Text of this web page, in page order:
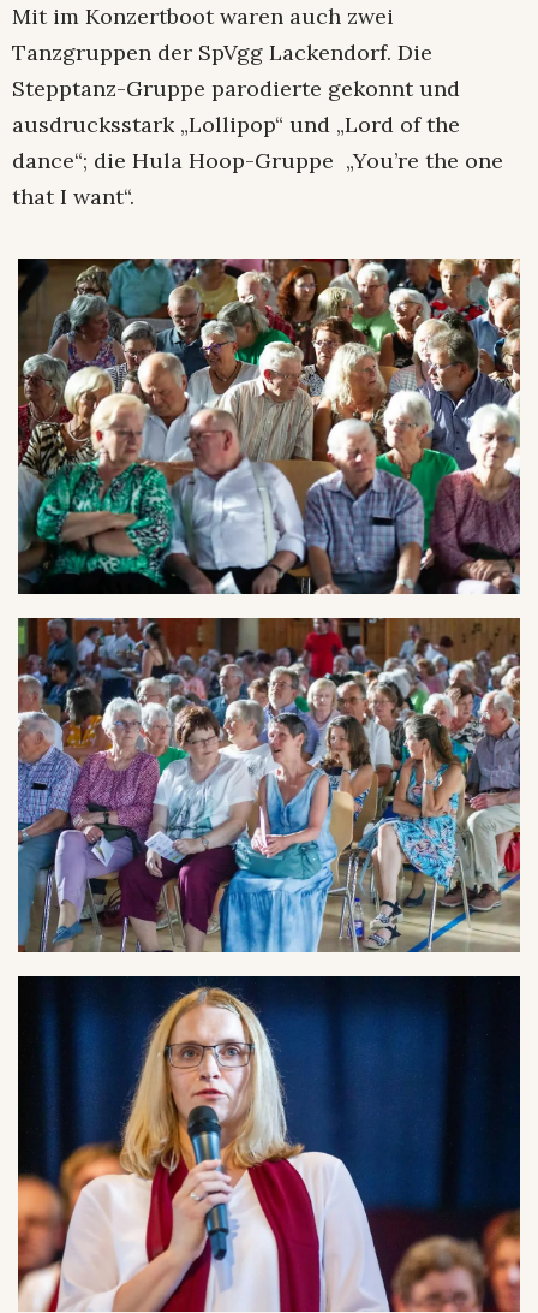
Mit im Konzertboot waren auch zwei
Tanzgruppen der SpVgg Lackendorf. Die
Stepptanz-Gruppe parodierte gekonnt und
ausdrucksstark „Lollipop“ und „Lord of the
dance“; die Hula Hoop-Gruppe „You’re the one
that I want“.